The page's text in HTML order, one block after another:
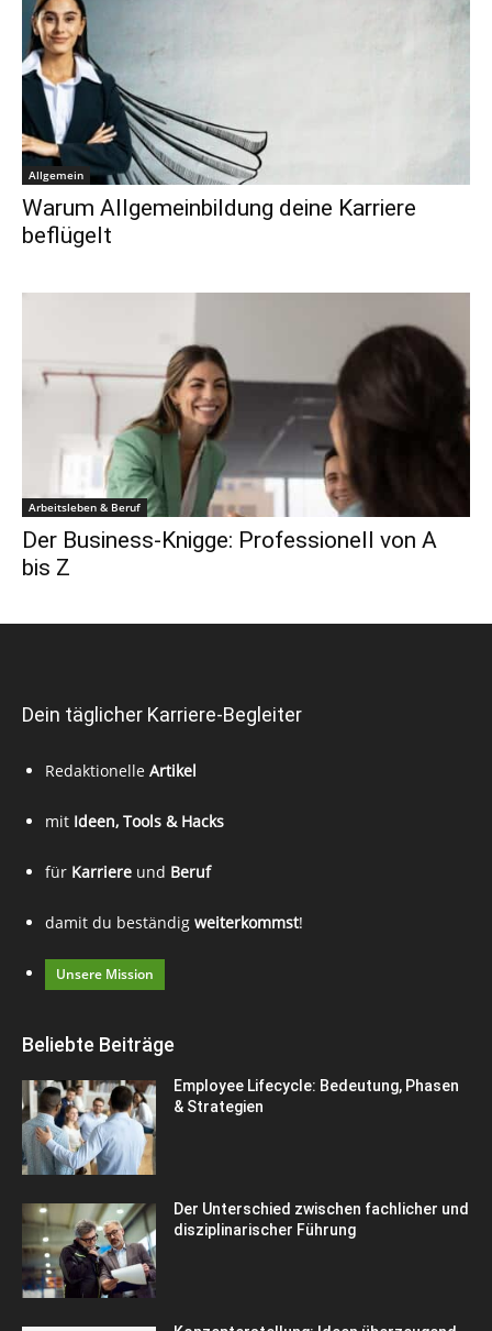
Allgemein
Warum Allgemeinbildung deine Karriere
beflügelt
Arbeitsleben & Beruf
Der Business-Knigge: Professionell von A
bis Z
Dein täglicher Karriere-Begleiter
Redaktionelle Artikel
mit Ideen, Tools & Hacks
für Karriere und Beruf
damit du beständig weiterkommst!
Unsere Mission
Beliebte Beiträge
Employee Lifecycle: Bedeutung, Phasen
& Strategien
Der Unterschied zwischen fachlicher und
disziplinarischer Führung